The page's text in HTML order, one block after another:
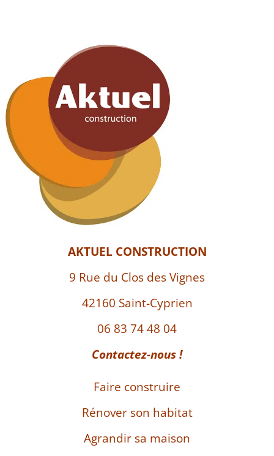
AKTUEL CONSTRUCTION
9 Rue du Clos des Vignes
42160 Saint-Cyprien
06 83 74 48 04
Contactez-nous !
Faire construire
Rénover son habitat
Agrandir sa maison